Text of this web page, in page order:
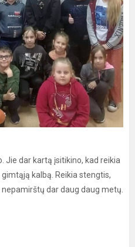
Jie dar kartą įsitikino, kad reikia
kalbą. Reikia stengtis,
dar daug daug metų.